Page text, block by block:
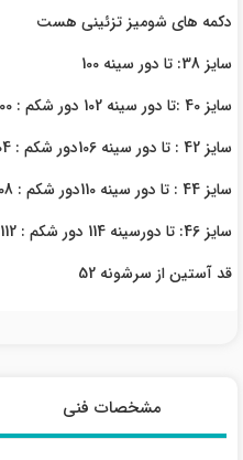
دکمه های شومیز تزئینی هست
سایز 38: تا دور سینه 100
سایز 40 :تا دور سینه 102 دور شکم : 100 دور بازو : 44
سایز 42 : تا دور سینه 106دور شکم : 104 دور بازو : 46
سایز 44 : تا دور سینه 110دور شکم : 108 دور بازو :48
سایز 46: تا دورسینه 114 دور شکم : 112 دور بازو :50
قد آستین از سرشونه 52
مشخصات فنی